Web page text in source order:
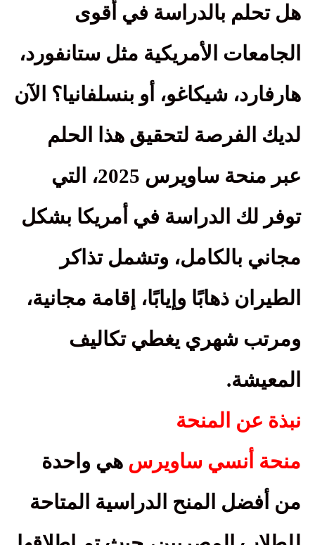
هل تحلم بالدراسة في أقوى
الجامعات الأمريكية مثل ستانفورد،
هارفارد، شيكاغو، أو بنسلفانيا؟ الآن
لديك الفرصة لتحقيق هذا الحلم
عبر منحة ساويرس 2025، التي
توفر لك الدراسة في أمريكا بشكل
مجاني بالكامل، وتشمل تذاكر
الطيران ذهابًا وإيابًا، إقامة مجانية،
ومرتب شهري يغطي تكاليف
المعيشة.
نبذة عن المنحة
منحة أنسي ساويرس هي واحدة
من أفضل المنح الدراسية المتاحة